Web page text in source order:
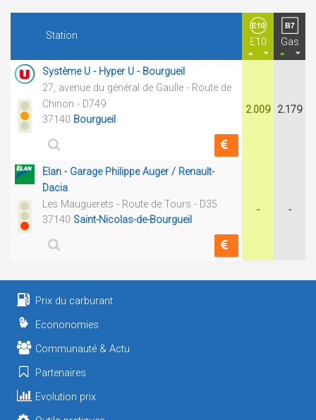
Station
E10 Gas
Système U - Hyper U - Bourgueil
27, avenue du général de Gaulle - Route de
Chinon - D749
37140 Bourgueil
2.009 2.179
Elan - Garage Philippe Auger / Renault-
Dacia
Les Mauguerets - Route de Tours - D35
37140 Saint-Nicolas-de-Bourgueil
- -
Prix du carburant
Econonomies
Communauté & Actu
Partenaires
Evolution prix